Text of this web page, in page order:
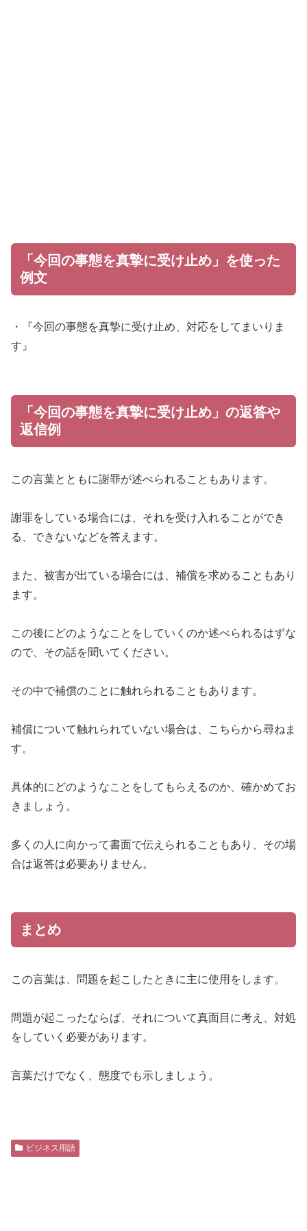
「今回の事態を真摯に受け止め」を使った
例文
・『今回の事態を真摯に受け止め、対応をしてまいりま
す』
「今回の事態を真摯に受け止め」の返答や
返信例
この言葉とともに謝罪が述べられることもあります。
謝罪をしている場合には、それを受け入れることができ
る、できないなどを答えます。
また、被害が出ている場合には、補償を求めることもあり
ます。
この後にどのようなことをしていくのか述べられるはずな
ので、その話を聞いてください。
その中で補償のことに触れられることもあります。
補償について触れられていない場合は、こちらから尋ねま
す。
具体的にどのようなことをしてもらえるのか、確かめてお
きましょう。
多くの人に向かって書面で伝えられることもあり、その場
合は返答は必要ありません。
まとめ
この言葉は、問題を起こしたときに主に使用をします。
問題が起こったならば、それについて真面目に考え、対処
をしていく必要があります。
言葉だけでなく、態度でも示しましょう。
ビジネス用語